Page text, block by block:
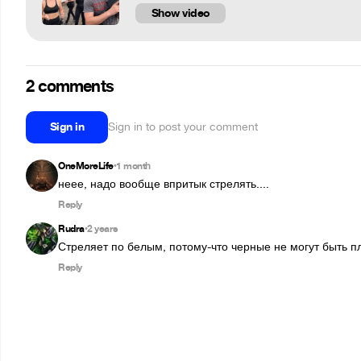
Show video
2 comments
Sign in Sign in to post your comment
OneMoreLife•1 month
неее, надо вообще впритык стрелять....
Reply
Rudra•2 years
Стреляет по белым, потому-что черные не могут быть
Reply